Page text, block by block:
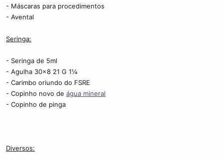
- Máscaras para procedimentos
- Avental
Seringa:
- Seringa de 5ml
- Agulha 30x8 21 G 1¼
- Carimbo oriundo do FSRE
- Copinho novo de água mineral
- Copinho de pinga
Diversos: